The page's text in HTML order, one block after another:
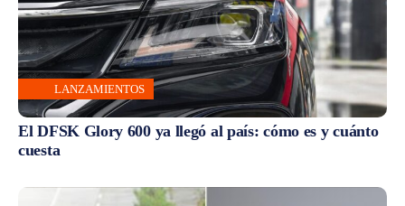
LANZAMIENTOS
El DFSK Glory 600 ya llegó al país: cómo es y cuánto
cuesta